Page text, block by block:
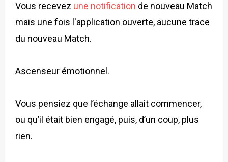
Vous recevez une notification de nouveau Match
mais une fois l'application ouverte, aucune trace
du nouveau Match.
Ascenseur émotionnel.
Vous pensiez que l’échange allait commencer,
ou qu’il était bien engagé, puis, d’un coup, plus
rien.